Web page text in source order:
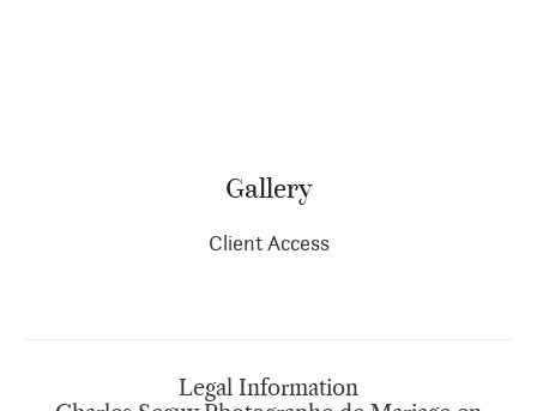
Gallery
Client Access
Legal Information